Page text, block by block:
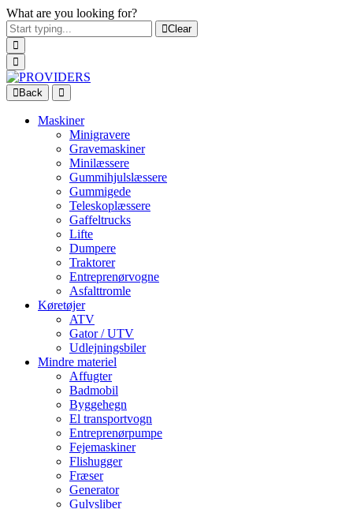
What are you looking for?
Clear
Back
Maskiner
Minigravere
Gravemaskiner
Minilæssere
Gummihjulslæssere
Gummigede
Teleskoplæssere
Gaffeltrucks
Lifte
Dumpere
Traktorer
Entreprenørvogne
Asfalttromle
Køretøjer
ATV
Gator / UTV
Udlejningsbiler
Mindre materiel
Affugter
Badmobil
Byggehegn
El transportvogn
Entreprenørpumpe
Fejemaskiner
Flishugger
Fræser
Generator
Gulvsliber